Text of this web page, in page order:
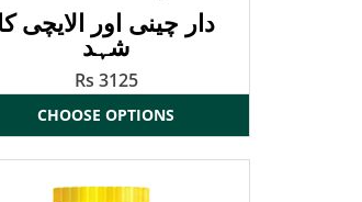
دار چینی اور الایچی کا
شہد
Rs 3125
CHOOSE OPTIONS